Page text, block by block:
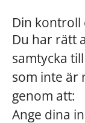
Din kontroll
Du har rätt
samtycka
som inte är
genom att:
Ange dina